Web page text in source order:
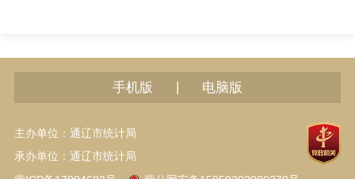
手机版 电脑版
主办单位：通辽市统计局
承办单位：通辽市统计局